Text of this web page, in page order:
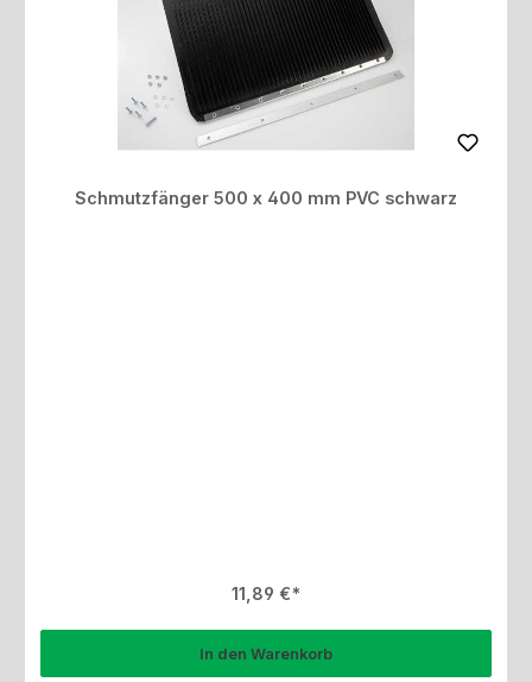
Schmutzfänger 500 x 400 mm PVC schwarz
Regulärer Preis:
11,89 €
In den Warenkorb